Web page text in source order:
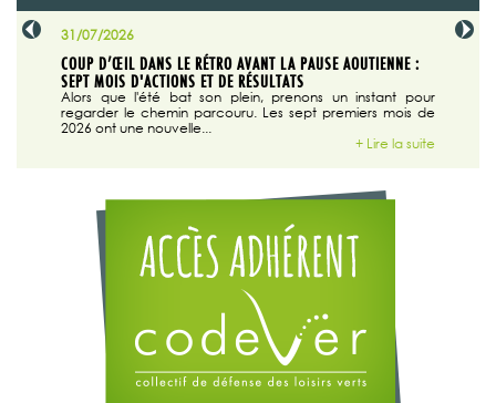
31/07/2026
COUP D’ŒIL DANS LE RÉTRO AVANT LA PAUSE AOUTIENNE :
SEPT MOIS D'ACTIONS ET DE RÉSULTATS
Alors que l'été bat son plein, prenons un instant pour
regarder le chemin parcouru. Les sept premiers mois de
2026 ont une nouvelle...
+ Lire la suite
29/07/